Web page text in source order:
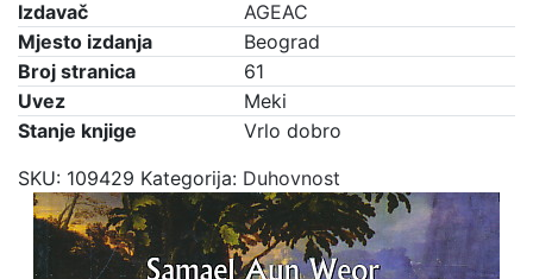
Izdavač
AGEAC
Mjesto izdanja
Beograd
Broj stranica
61
Uvez
Meki
Stanje knjige
Vrlo dobro
SKU: 109429 Kategorija: Duhovnost